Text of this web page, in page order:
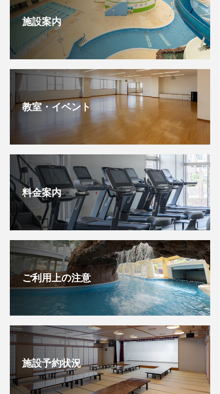
施設案内
教室・イベント
料金案内
ご利用上の注意
施設予約状況